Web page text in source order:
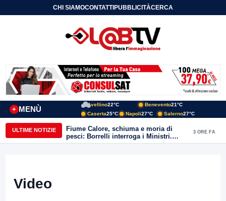
CHI SIAMOCONTATTIPUBBLICITÀCERCA
MENÙ
+
Avellino22°C Benevento21°C
Caserta25°C Napoli27°C Salerno27°C
ULTIME NOTIZIE
Fiume Calore, schiuma e moria di
pesci: Borrelli interroga i Ministri.
“Benevento paga l’assenza del
3 ORE FA
Video